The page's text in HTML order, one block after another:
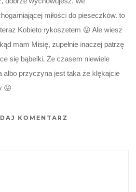
miłości do pieseczków. to
Kobieto rykoszetem 😛 Ale wiesz
mam Misię, zupełnie inaczej patrzę
się bąbelki. Że czasem niewiele
albo przyczyna jest taka że klękajcie
😛
KOMENTARZ